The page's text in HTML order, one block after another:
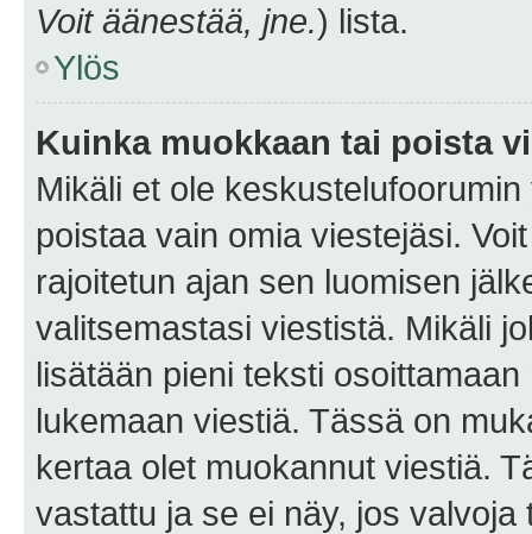
Voit äänestää, jne.) lista.
Ylös
Kuinka muokkaan tai poista
Mikäli et ole
poistaa vain omia viestejäsi.
rajoitetun ajan sen luomisen
valitsemastasi viestistä. Mikäli
lisätään pieni teksti
lukemaan viestiä. Tässä on
kertaa olet muokannut viestiä.
vastattu ja se ei näy, jos